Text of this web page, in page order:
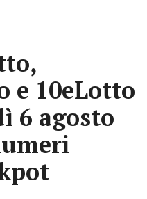
e 10eLotto
6 agosto